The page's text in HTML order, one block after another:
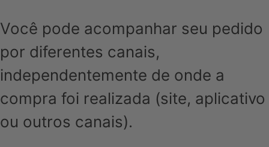
Você pode acompanhar seu pedido
por diferentes canais,
independentemente de onde a
compra foi realizada (site, aplicativo
ou outros canais).